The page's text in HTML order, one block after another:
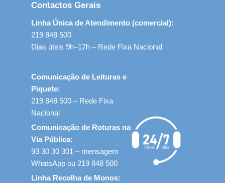
Contactos Gerais
Linha Única de Atendimento (comercial):
219 848 500
Dias úteis 9h–17h – Rede Fixa Nacional
Comunicação de Leituras e
Piquete:
219 848 500 – Rede Fixa
Nacional
Comunicação de Roturas na
Via Pública:
93 30 30 301 – mensagem
WhatsApp ou 219 848 500
Linha Recolha de Monos: